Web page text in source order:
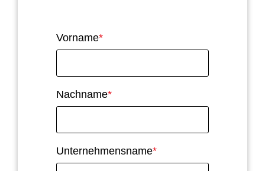
Vorname*
Nachname*
Unternehmensname*